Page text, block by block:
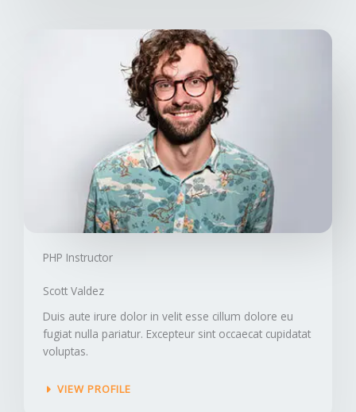
PHP Instructor​
Scott Valdez​
Duis aute irure dolor in velit esse cillum dolore eu
fugiat nulla pariatur. Excepteur sint occaecat cupidatat
voluptas.
VIEW PROFILE